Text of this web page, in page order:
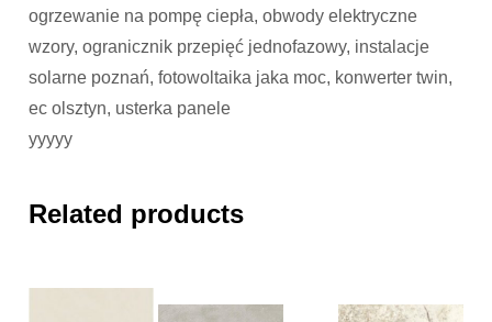
ogrzewanie na pompę ciepła, obwody elektryczne
wzory, ogranicznik przepięć jednofazowy, instalacje
solarne poznań, fotowoltaika jaka moc, konwerter twin,
ec olsztyn, usterka panele
yyyyy
Related products